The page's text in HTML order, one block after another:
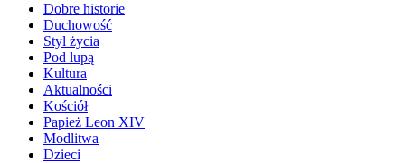
Dobre historie
Duchowość
Styl życia
Pod lupą
Kultura
Aktualności
Kościół
Papież Leon XIV
Modlitwa
Dzieci